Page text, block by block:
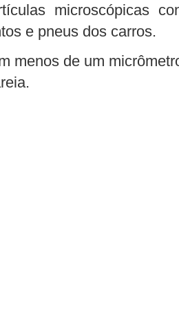
microscópicas
e pneus dos carros.
menos de um